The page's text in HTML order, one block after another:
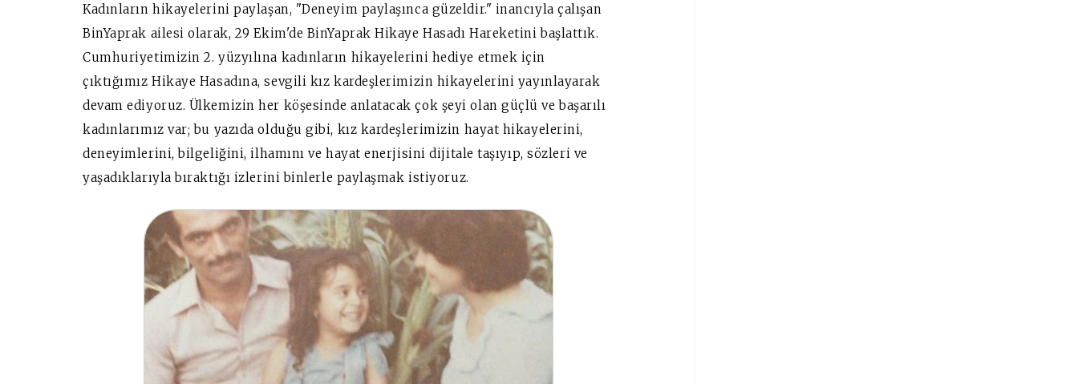
Kadınların hikayelerini paylaşan, "Deneyim paylaşınca güzeldir." inancıyla çalışan
BinYaprak ailesi olarak, 29 Ekim'de BinYaprak Hikaye Hasadı Hareketini başlattık.
Cumhuriyetimizin 2. yüzyılına kadınların hikayelerini hediye etmek için
çıktığımız Hikaye Hasadına, sevgili kız kardeşlerimizin hikayelerini yayınlayarak
devam ediyoruz. Ülkemizin her köşesinde anlatacak çok şeyi olan güçlü ve başarılı
kadınlarımız var; bu yazıda olduğu gibi, kız kardeşlerimizin hayat hikayelerini,
deneyimlerini, bilgeliğini, ilhamını ve hayat enerjisini dijitale taşıyıp, sözleri ve
yaşadıklarıyla bıraktığı izlerini binlerle paylaşmak istiyoruz.